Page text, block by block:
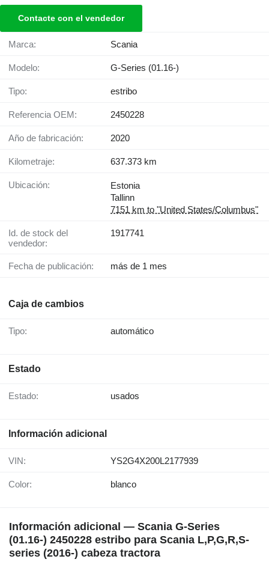
Contacte con el vendedor
Marca: Scania
Modelo: G-Series (01.16-)
Tipo: estribo
Referencia OEM: 2450228
Año de fabricación: 2020
Kilometraje: 637.373 km
Ubicación:
Estonia
Tallinn
7151 km to "United States/Columbus"
Id. de stock del
vendedor:
1917741
Fecha de publicación: más de 1 mes
Caja de cambios
Tipo: automático
Estado
Estado: usados
Información adicional
VIN: YS2G4X200L2177939
Color: blanco
Información adicional — Scania G-Series
(01.16-) 2450228 estribo para Scania L,P,G,R,S-
series (2016-) cabeza tractora